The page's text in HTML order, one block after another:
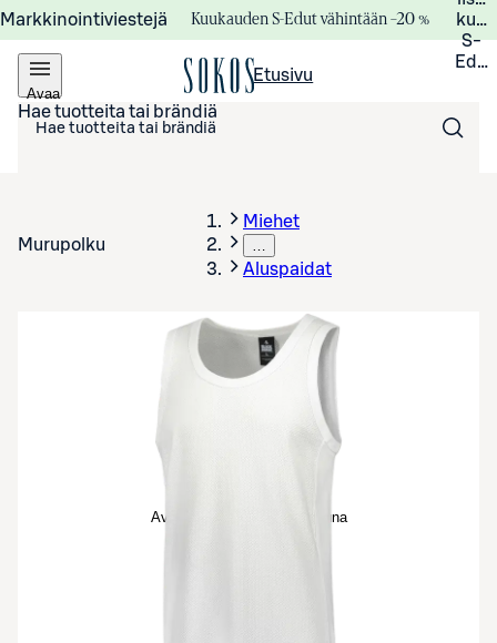
Markkinointiviestejä Kuukauden S-Edut vähintään –20 %
S-
Avaa
valikko
Etusivu
Hae tuotteita tai brändiä
Murupolku
Miehet
…
Aluspaidat
Avaa tuotekuva suurennettuna